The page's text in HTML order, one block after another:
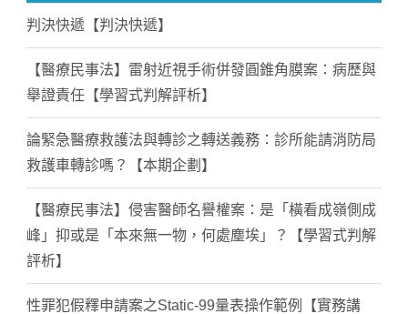
判決快遞【判決快遞】
【醫療民事法】雷射近視手術併發圓錐角膜案：病歷與
舉證責任【學習式判解評析】
論緊急醫療救護法與轉診之轉送義務：診所能請消防局
救護車轉診嗎？【本期企劃】
【醫療民事法】侵害醫師名譽權案：是「橫看成嶺側成
峰」抑或是「本來無一物，何處塵埃」？【學習式判解
評析】
性罪犯假釋申請案之Static-99量表操作範例【實務講